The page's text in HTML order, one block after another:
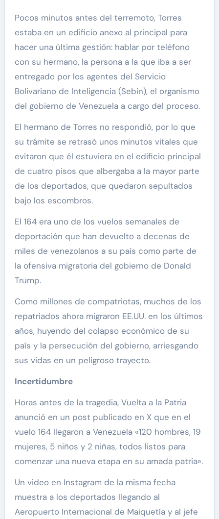
Pocos minutos antes del terremoto, Torres
estaba en un edificio anexo al principal para
hacer una última gestión: hablar por teléfono
con su hermano, la persona a la que iba a ser
entregado por los agentes del Servicio
Bolivariano de Inteligencia (Sebin), el organismo
del gobierno de Venezuela a cargo del proceso.
El hermano de Torres no respondió, por lo que
su trámite se retrasó unos minutos vitales que
evitaron que él estuviera en el edificio principal
de cuatro pisos que albergaba a la mayor parte
de los deportados, que quedaron sepultados
bajo los escombros.
El 164 era uno de los vuelos semanales de
deportación que han devuelto a decenas de
miles de venezolanos a su país como parte de
la ofensiva migratoria del gobierno de Donald
Trump.
Como millones de compatriotas, muchos de los
repatriados ahora migraron EE.UU. en los últimos
años, huyendo del colapso económico de su
país y la persecución del gobierno, arriesgando
sus vidas en un peligroso trayecto.
Incertidumbre
Horas antes de la tragedia, Vuelta a la Patria
anunció en un post publicado en X que en el
vuelo 164 llegaron a Venezuela «120 hombres, 19
mujeres, 5 niños y 2 niñas, todos listos para
comenzar una nueva etapa en su amada patria».
Un video en Instagram de la misma fecha
muestra a los deportados llegando al
Aeropuerto Internacional de Maiquetía y al jefe